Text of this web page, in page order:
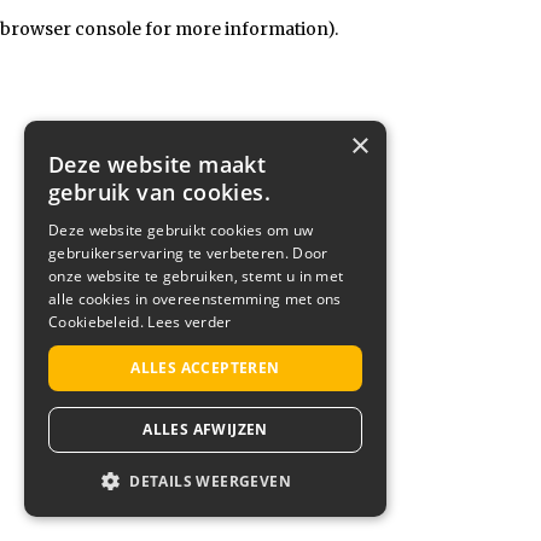
browser console for more information).
×
Deze website maakt
gebruik van cookies.
Deze website gebruikt cookies om uw
gebruikerservaring te verbeteren. Door
onze website te gebruiken, stemt u in met
alle cookies in overeenstemming met ons
Cookiebeleid. Lees verder
ALLES ACCEPTEREN
ALLES AFWIJZEN
DETAILS WEERGEVEN
STRIKT NOODZAKELIJK